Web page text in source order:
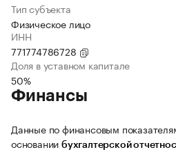
Тип субъекта
Физическое лицо
ИНН
771774786728
Доля в уставном капитале
50%
Финансы
Данные по финансовым
основании бухгалтерской